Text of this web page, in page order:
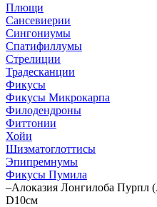
Плющи
Сансевиерии
Сингониумы
Спатифиллумы
Стрелиции
Традесканции
Фикусы
Фикусы Микрокарпа
Филодендроны
Фиттонии
Хойи
Шизматоглоттисы
Эпипремнумы
Фикусы Пумила
–Алоказия Лонгилоба Пурпл
D10см